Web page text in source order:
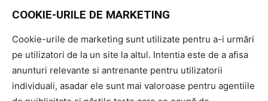
COOKIE-URILE DE MARKETING
Cookie-urile de marketing sunt utilizate pentru a-i urmări
pe utilizatori de la un site la altul. Intentia este de a afisa
anunturi relevante si antrenante pentru utilizatorii
individuali, asadar ele sunt mai valoroase pentru agentiile